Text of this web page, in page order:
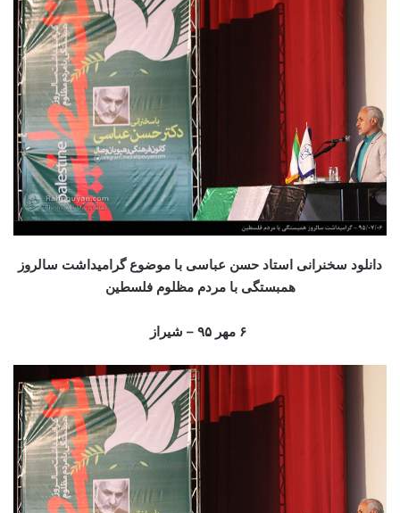
دانلود سخنرانی استاد حسن عباسی با موضوع گرامیداشت سالروز
همبستگی با مردم مظلوم فلسطین